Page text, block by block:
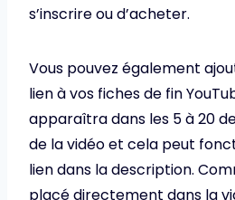
s’inscrire ou d’acheter.
Vous pouvez également
lien à vos fiches de fin
apparaîtra dans les 5 à 20
de la vidéo et cela peut
lien dans la description.
placé directement dans la